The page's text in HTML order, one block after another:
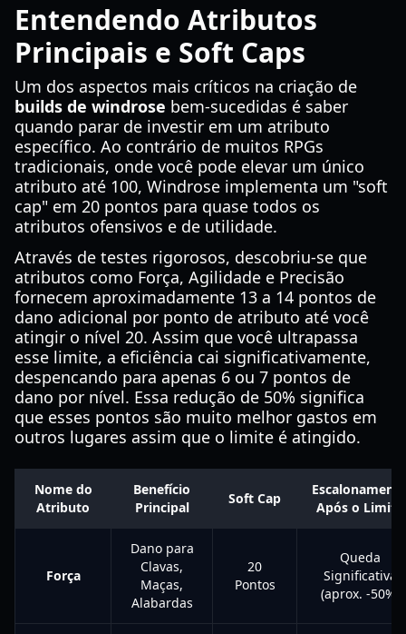
Entendendo Atributos
Principais e Soft Caps
Um dos aspectos mais críticos na criação de
builds de windrose bem-sucedidas é saber
quando parar de investir em um atributo
específico. Ao contrário de muitos RPGs
tradicionais, onde você pode elevar um único
atributo até 100, Windrose implementa um "soft
cap" em 20 pontos para quase todos os
atributos ofensivos e de utilidade.
Através de testes rigorosos, descobriu-se que
atributos como Força, Agilidade e Precisão
fornecem aproximadamente 13 a 14 pontos de
dano adicional por ponto de atributo até você
atingir o nível 20. Assim que você ultrapassa
esse limite, a eficiência cai significativamente,
despencando para apenas 6 ou 7 pontos de
dano por nível. Essa redução de 50% significa
que esses pontos são muito melhor gastos em
outros lugares assim que o limite é atingido.
Nome do
Atributo
Benefício
Principal
Soft Cap
Após o Limite
Força
Dano para
Clavas,
Maças,
Alabardas
20
Pontos
Queda
Significativa
(aprox. -50%)